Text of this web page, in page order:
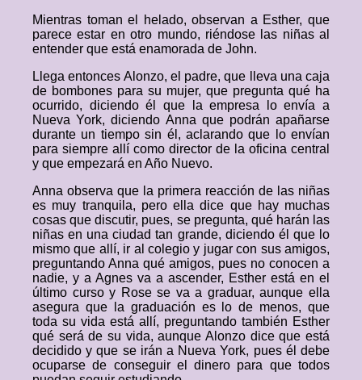
Mientras toman el helado, observan a Esther, que
parece estar en otro mundo, riéndose las niñas al
entender que está enamorada de John.
Llega entonces Alonzo, el padre, que lleva una caja
de bombones para su mujer, que pregunta qué ha
ocurrido, diciendo él que la empresa lo envía a
Nueva York, diciendo Anna que podrán apañarse
durante un tiempo sin él, aclarando que lo envían
para siempre allí como director de la oficina central
y que empezará en Año Nuevo.
Anna observa que la primera reacción de las niñas
es muy tranquila, pero ella dice que hay muchas
cosas que discutir, pues, se pregunta, qué harán las
niñas en una ciudad tan grande, diciendo él que lo
mismo que allí, ir al colegio y jugar con sus amigos,
preguntando Anna qué amigos, pues no conocen a
nadie, y a Agnes va a ascender, Esther está en el
último curso y Rose se va a graduar, aunque ella
asegura que la graduación es lo de menos, que
toda su vida está allí, preguntando también Esther
qué será de su vida, aunque Alonzo dice que está
decidido y que se irán a Nueva York, pues él debe
ocuparse de conseguir el dinero para que todos